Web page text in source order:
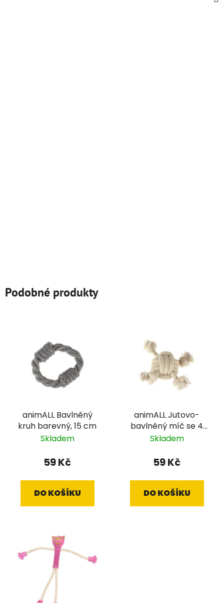
Podobné produkty
animALL Bavlněný
kruh barevný, 15 cm
Skladem
59 Kč
DO KOŠÍKU
animALL Jutovo-
bavlněný míč se 4
uzly, 15 cm
Skladem
59 Kč
DO KOŠÍKU